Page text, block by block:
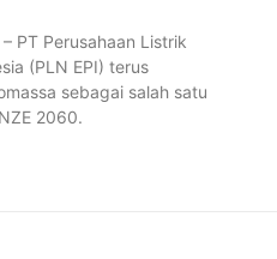
PT Perusahaan Listrik
(PLN EPI) terus
sebagai salah satu
2060.